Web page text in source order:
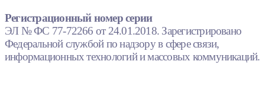
Регистрационный номер серии
ЭЛ № ФС 77-72266 от 24.01.2018. Зарегистрировано
Федеральной службой по надзору в сфере связи,
информационных технологий и массовых коммуникаций.